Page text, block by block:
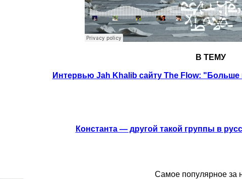
В ТЕМУ
Интервью Jah Khalib сайту The Flow:
Константа — другой такой группы в
Самое популярное за